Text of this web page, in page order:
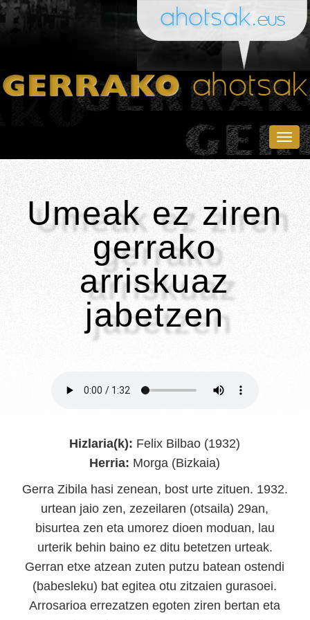
Umeak ez ziren
gerrako
arriskuaz
jabetzen
Hizlaria(k): Felix Bilbao (1932)
Herria: Morga (Bizkaia)
Gerra Zibila hasi zenean, bost urte zituen. 1932.
urtean jaio zen, zezeilaren (otsaila) 29an,
bisurtea zen eta umorez dioen moduan, lau
urterik behin baino ez ditu betetzen urteak.
Gerran etxe atzean zuten putzu batean ostendi
(babesleku) bat egitea otu zitzaien gurasoei.
Arrosarioa errezatzen egoten ziren bertan eta